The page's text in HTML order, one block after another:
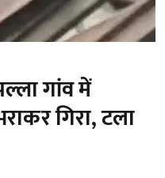
गांव में
गिरा, टला